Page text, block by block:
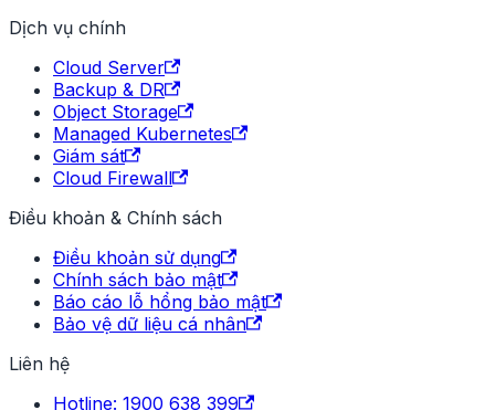
Dịch vụ chính
Cloud Server
Backup & DR
Object Storage
Managed Kubernetes
Giám sát
Cloud Firewall
Điều khoản & Chính sách
Điều khoản sử dụng
Chính sách bảo mật
Báo cáo lỗ hổng bảo mật
Bảo vệ dữ liệu cá nhân
Liên hệ
Hotline: 1900 638 399